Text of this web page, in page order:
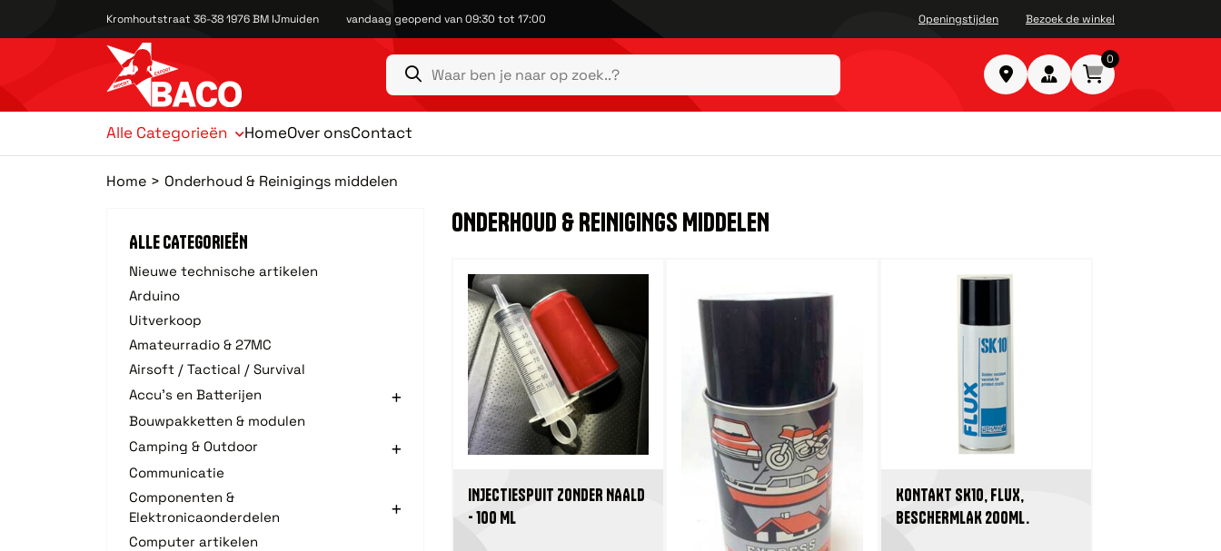
Kromhoutstraat 36-38 1976 BM IJmuiden vandaag geopend van 09:30 tot 17:00 Openingstijden Bezoek de winkel
0
Alle Categorieën HomeOver onsContact
Home Onderhoud & Reinigings middelen
ALLE CATEGORIEËN
Nieuwe technische artikelen
Arduino
Uitverkoop
Amateurradio & 27MC
Airsoft / Tactical / Survival
Accu's en Batterijen
Bouwpakketten & modulen
Camping & Outdoor
Communicatie
Componenten &
Elektronicaonderdelen
Computer artikelen
ONDERHOUD & REINIGINGS MIDDELEN
INJECTIESPUIT ZONDER NAALD
- 100 ML
KONTAKT SK10, FLUX,
BESCHERMLAK 200ML.